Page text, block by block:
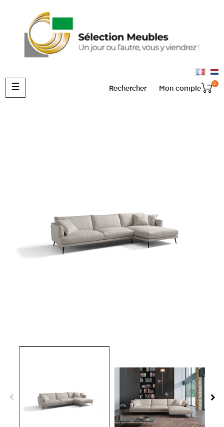
Basculer
la
☰ 0
Mon compte
Rechercher